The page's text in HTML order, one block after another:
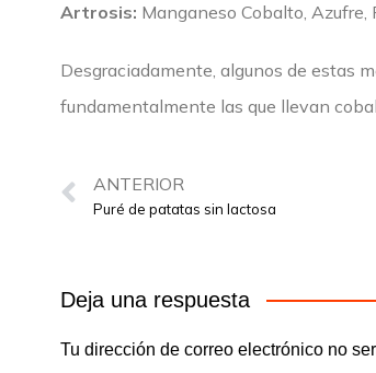
Artrosis: Manganeso Cobalto, Azufre,
Desgraciadamente, algunos de estas
fundamentalmente las que llevan
ANTERIOR
Puré de patatas sin lactosa
Deja una respuesta
Tu dirección de correo electrónico no